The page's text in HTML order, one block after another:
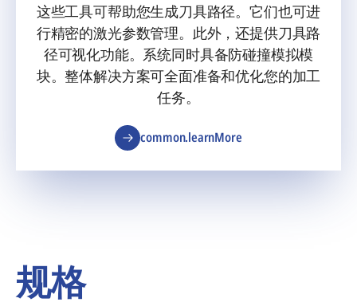
common.learnMore
这些工具可帮助您生成刀具路径。它们也可进
行精密的激光参数管理。此外，还提供刀具路
径可视化功能。系统同时具备防碰撞模拟模
块。整体解决方案可全面准备和优化您的加工
任务。
规格